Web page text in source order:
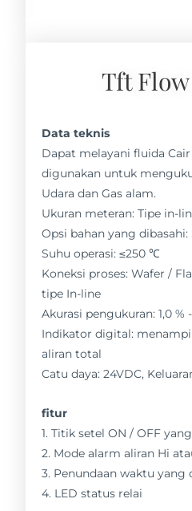
Tft
Data teknis
Dapat melayani fluida Cair
digunakan untuk
Udara dan Gas alam.
Ukuran meteran: Tipe in-
Opsi bahan yang dibasahi:
Suhu operasi: ≤250 ℃
Koneksi proses: Wafer /
tipe In-line
Akurasi pengukuran: 1,0 %
Indikator digital:
aliran total
Catu daya: 24VDC,
fitur
1. Titik setel ON / OFF
2. Mode alarm aliran Hi
3. Penundaan waktu yang
4. LED status relai